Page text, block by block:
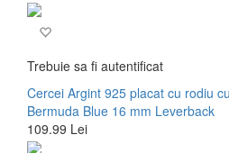
Trebuie sa fi autentificat
Cercei Argint 925 placat cu rodiu
Bermuda Blue 16 mm Leverback
109.99 Lei